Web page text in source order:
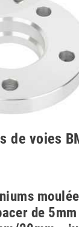
de voies
de 5mm